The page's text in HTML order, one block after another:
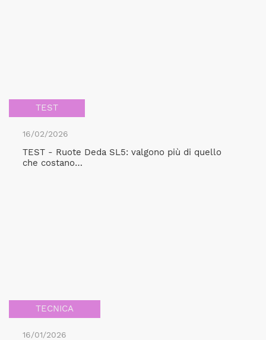
TEST
16/02/2026
TEST - Ruote Deda SL5: valgono più di quello
che costano…
TECNICA
16/01/2026